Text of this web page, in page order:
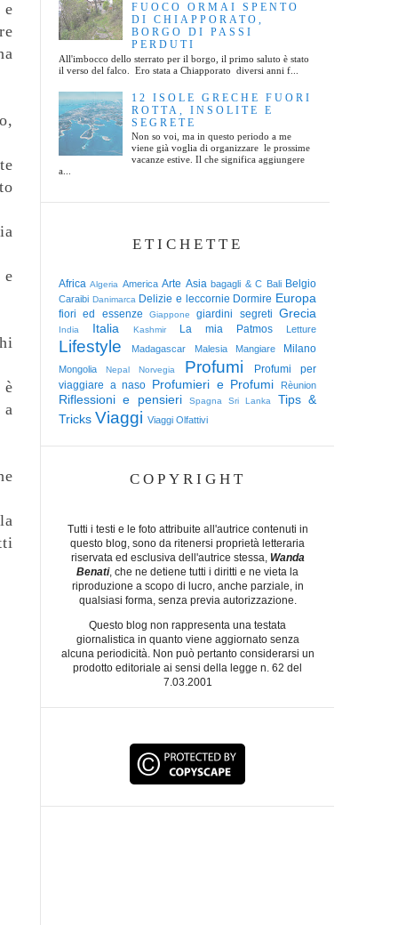
e
FUOCO ORMAI SPENTO
DI CHIAPPORATO,
BORGO DI PASSI
PERDUTI
All'imbocco dello sterrato per il borgo, il primo saluto è stato
il verso del falco. Ero stata a Chiapporato diversi anni f...
12 ISOLE GRECHE FUORI
ROTTA, INSOLITE E
SEGRETE
Non so voi, ma in questo periodo a me
viene già voglia di organizzare le prossime
vacanze estive. Il che significa aggiungere
a...
ETICHETTE
Africa Algeria America Arte Asia bagagli & C Bali Belgio
Caraibi Danimarca Delizie e leccornie Dormire Europa
fiori ed essenze Giappone giardini segreti Grecia
India Italia Kashmir La mia Patmos Letture
Lifestyle Madagascar Malesia Mangiare Milano
Mongolia Nepal Norvegia Profumi
Profumi per
viaggiare a naso Profumieri e Profumi Rèunion
Riflessioni e pensieri Spagna Sri Lanka
Tips &
Tricks Viaggi Viaggi Olfattivi
COPYRIGHT
Tutti i testi e le foto attribuite all'autrice contenuti in
questo blog, sono da ritenersi proprietà letteraria
riservata ed esclusiva dell'autrice stessa, Wanda
Benati, che ne detiene tutti i diritti e ne vieta la
riproduzione a scopo di lucro, anche parziale, in
qualsiasi forma, senza previa autorizzazione.
Questo blog non rappresenta una testata
giornalistica in quanto viene aggiornato senza
alcuna periodicità. Non può pertanto considerarsi un
prodotto editoriale ai sensi della legge n. 62 del
7.03.2001